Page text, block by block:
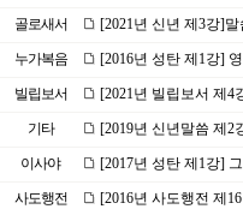
골로새서 [2021년 신년 제3강]
누가복음 [2016년 성탄 제1강]
빌립보서 [2021년 빌립보서 제4
기타 [2019년 신년말씀 제2
이사야 [2017년 성탄 제1강]
사도행전 [2016년 사도행전 제